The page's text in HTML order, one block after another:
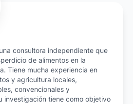
consultora independiente que
de alimentos en la
Tiene mucha experiencia en
y agricultura locales,
convencionales y
investigación tiene como objetivo